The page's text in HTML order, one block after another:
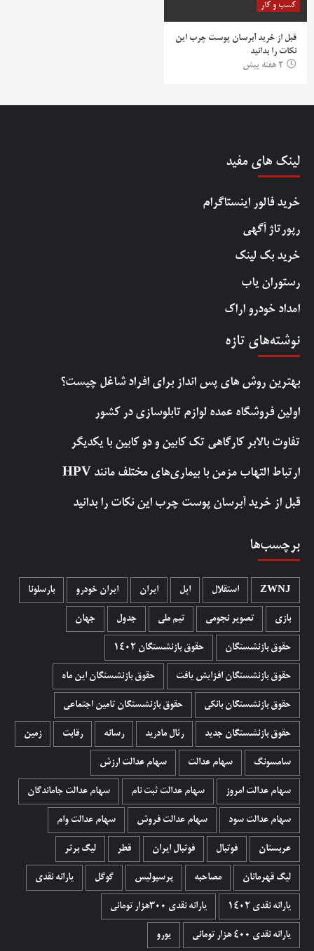
کسب و کار
قبل از خرید آبرسان پوست چرب این
نکات را بدانید
2 هفته پیش
لینک های مفید
خرید فالور اینستاگرام
رپورتاژ آگهی
خرید بک لینک
رستوران یاب
امداد خودرو اراک
نوشته‌های تازه
بهترین روش‌ های پس‌ انداز برای افراد شاغل چیست؟
اولین فروشگاه عمده لوازم تابلوسازی در کشور
تفاوت بالابر کارگاهی تک کابین و دو کابین با یکدیگر
ارتباط التهاب مزمن با بیماری‌های مختلف مانند HPV
قبل از خرید آبرسان پوست چرب این نکات را بدانید
برچسب‌ها
ZWNJ استقلال اپل ایران ایران خودرو بارسلونا
بازی تصویر نجومی تیم ملی جدول جهان
حقوق بازنشستگان حقوق بازنشستگان 1402
حقوق بازنشستگان افزایش یافت حقوق بازنشستگان این ماه
حقوق بازنشستگان بانکی حقوق بازنشستگان تامین اجتماعی
حقوق بازنشستگان جدید رئال مادرید رسانه رقابت زمین
سامسونگ سهام عدالت سهام عدالت ارزش
سهام عدالت امروز سهام عدالت ثبت نام سهام عدالت جاماندگان
سهام عدالت سود سهام عدالت فروش سهام عدالت وام
عربستان فوتبال فوتبال ایران قطر لیگ برتر
لیگ قهرمانان مصاحبه پرسپولیس گوگل یارانه نقدی
یارانه نقدی 1402 یارانه نقدی ۳۰۰هزار تومانی
یارانه نقدی ۴۰۰ هزار تومانی یورو